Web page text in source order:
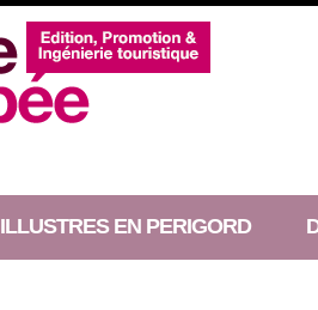
ILLUSTRES EN PERIGORD